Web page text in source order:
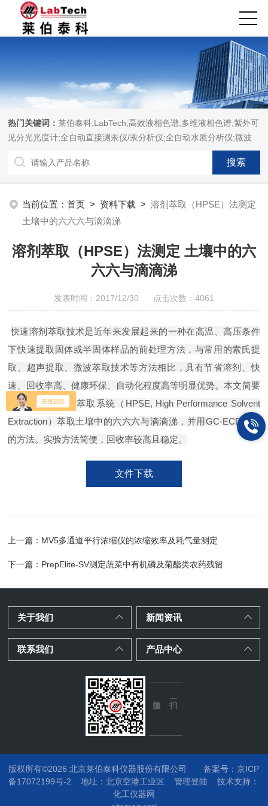
热门关键词：莱伯泰科;LabTech;高效液相色谱;多维液相色谱;紫外可
见分光光度计;全自动直接测汞仪/汞分析仪;全自动水质分析仪;微波
消解萃取系统;微波合成系统;微波灰化磺化系统;全自动固相萃取系
统;Dryvap全自动溶剂蒸发系统;激光固体烧蚀进样系统;循环水冷却
设计与工程;通风柜;化学安全柜;AAICPICP-MSUV-VISHPLC耗材和
配件
当前位置：首页 > 资料下载 >溶剂萃取（HPSE）法测定
土壤中的六六六与滴滴涕
溶剂萃取（HPSE）法测定 土壤中的六
六六与滴滴涕
发表时间：2017/12/30 点击次数：4061
快速溶剂萃取技术是近年来发展起来的一种在高温、高压条件
下快速提取固体或半固体样品的前处理方法，与常用的索氏提
取、超声提取、微波萃取技术等方法相比，具有节省溶剂、快
速、回收率高、健康环保、自动化程度高等明显优势。本文简要
介绍了使用溶剂萃取系统（HPSE, High Performance Solvent
Extraction）萃取土壤中的六六六与滴滴涕，并用GC-ECD检测
的方法。实验方法简便，回收率较高且稳定。
文件下载
上一篇： MV5多通道平行浓缩仪的浓缩效率及耗气量测定
下一篇： PrepElite-SV测定蔬菜中有机磷及菊酯类农药残留
关于我们 新闻资讯
联系我们 产品中心
版权所有©2026 北京莱伯泰科仪器股份有限公司
备案号：京ICP
备17072199号-2
地址：北京空港工业区 管理登陆 技术支持：
化工仪器网